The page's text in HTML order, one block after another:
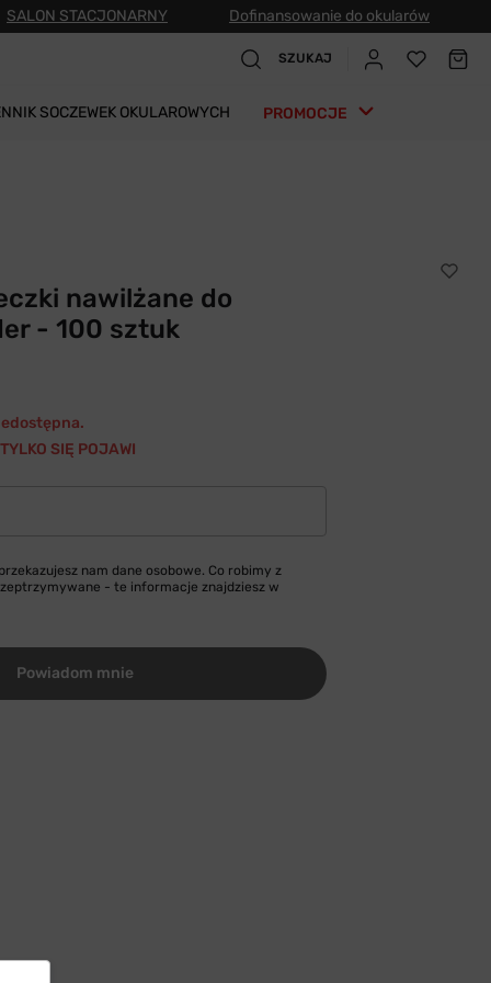
SALON STACJONARNY Dofinansowanie do okularów
SZUKAJ
SOCZEWEK OKULAROWYCH PROMOCJE
nawilżane do
- 100 sztuk
SIĘ POJAWI
nam dane osobowe. Co robimy z
- te informacje znajdziesz w
Powiadom mnie